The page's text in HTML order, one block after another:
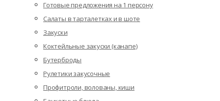
Готовые предложения на 1 персону
Салаты в тарталетках и в шоте
Закуски
Коктейльные закуски (канапе)
Бутерброды
Рулетики закусочные
Профитроли, волованы, киши